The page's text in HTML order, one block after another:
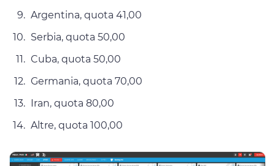
Argentina, quota 41,00
Serbia, quota 50,00
Cuba, quota 50,00
Germania, quota 70,00
Iran, quota 80,00
Altre, quota 100,00